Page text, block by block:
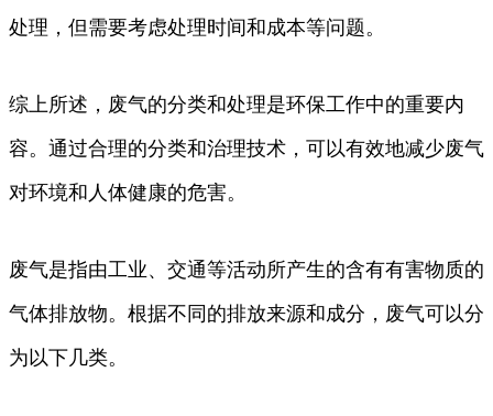
处理，但需要考虑处理时间和成本等问题。
综上所述，废气的分类和处理是环保工作中的重要内
容。通过合理的分类和治理技术，可以有效地减少废气
对环境和人体健康的危害。
废气是指由工业、交通等活动所产生的含有有害物质的
气体排放物。根据不同的排放来源和成分，废气可以分
为以下几类。